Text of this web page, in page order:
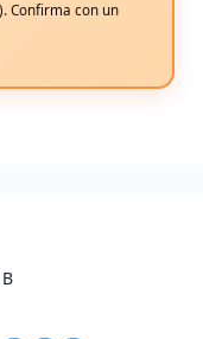
Confirma con un